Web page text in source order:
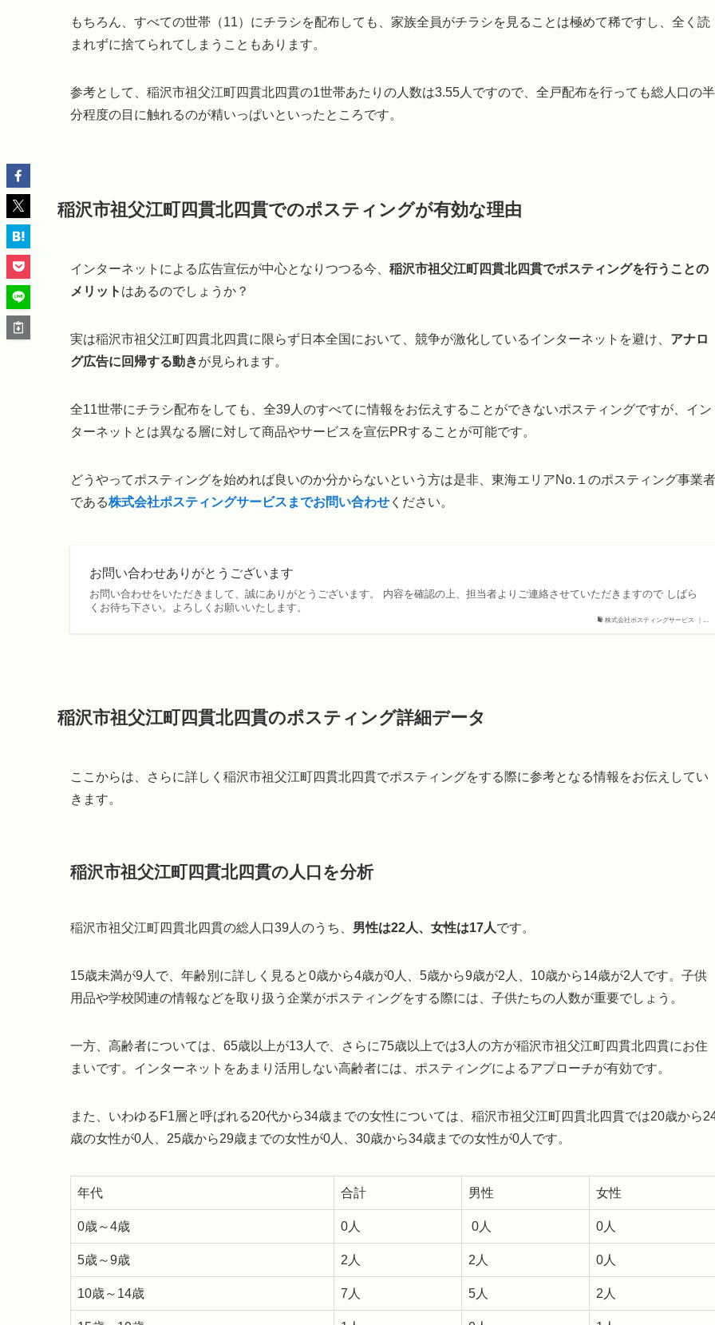
もちろん、すべての世帯（11）にチラシを配布しても、家族全員がチラシを見ることは極めて稀ですし、全く読
まれずに捨てられてしまうこともあります。
参考として、稲沢市祖父江町四貫北四貫の1世帯あたりの人数は3.55人ですので、全戸配布を行っても総人口の半
分程度の目に触れるのが精いっぱいといったところです。
稲沢市祖父江町四貫北四貫でのポスティングが有効な理由
インターネットによる広告宣伝が中心となりつつる今、 稲沢市祖父江町四貫北四貫でポスティングを行うことの
メリット はあるのでしょうか？
実は稲沢市祖父江町四貫北四貫に限らず日本全国において、競争が激化しているインターネットを避け、 アナロ
グ広告に回帰する動きが見られます。
全11世帯にチラシ配布をしても、全39人のすべてに情報をお伝えすることができないポスティングですが、イン
ターネットとは異なる層に対して商品やサービスを宣伝PRすることが可能です。
どうやってポスティングを始めれば良いのか分からないという方は是非、東海エリアNo.１のポスティング事業者
である株式会社ポスティングサービスまでお問い合わせ ください。
株式会社ポスティングサービス ｜...
お問い合わせありがとうございます
お問い合わせをいただきまして、誠にありがとうございます。 内容を確認の上、担当者よりご連絡させていただきますので しばら
くお待ち下さい。よろしくお願いいたします。
稲沢市祖父江町四貫北四貫のポスティング詳細データ
ここからは、さらに詳しく稲沢市祖父江町四貫北四貫でポスティングをする際に参考となる情報をお伝えしてい
きます。
稲沢市祖父江町四貫北四貫の人口を分析
稲沢市祖父江町四貫北四貫の総人口39人のうち、 男性は22人、女性は17人です。
15歳未満が9人で、年齢別に詳しく見ると0歳から4歳が0人、5歳から9歳が2人、10歳から14歳が2人です。子供
用品や学校関連の情報などを取り扱う企業がポスティングをする際には、子供たちの人数が重要でしょう。
一方、高齢者については、65歳以上が13人で、さらに75歳以上では3人の方が稲沢市祖父江町四貫北四貫にお住
まいです。インターネットをあまり活用しない高齢者には、ポスティングによるアプローチが有効です。
また、いわゆるF1層と呼ばれる20代から34歳までの女性については、稲沢市祖父江町四貫北四貫では20歳から
歳の女性が0人、25歳から29歳までの女性が0人、30歳から34歳までの女性が0人です。
年代 合計 男性 女性
0歳～4歳 0人 0人 0人
5歳～9歳 2人 2人 0人
10歳～14歳 7人 5人 2人